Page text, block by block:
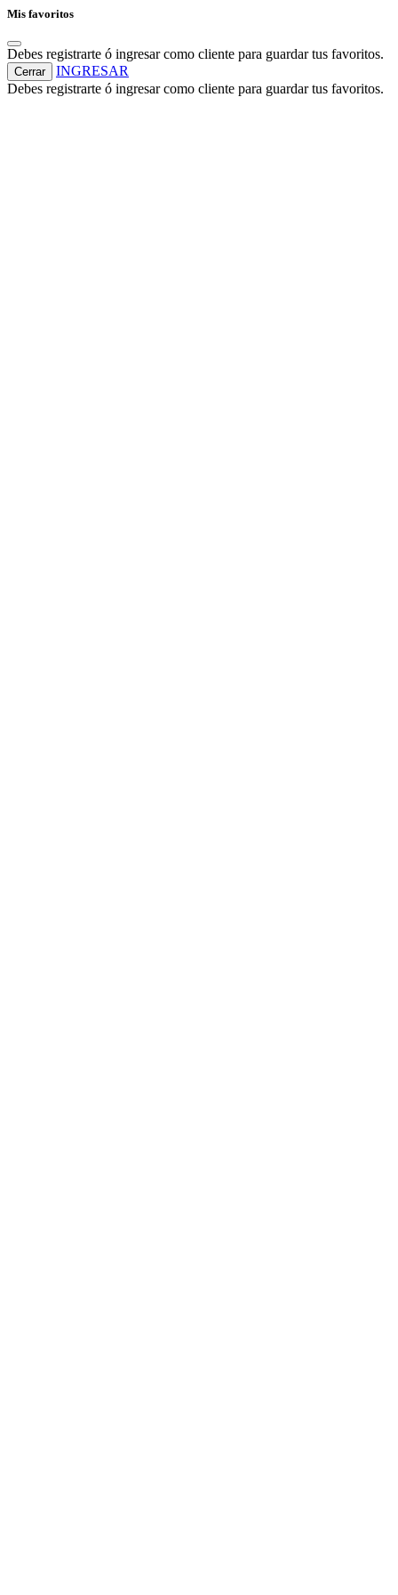
Mis favoritos
Debes registrarte ó ingresar como cliente para guardar tus favoritos.
Cerrar
INGRESAR
Debes registrarte ó ingresar como cliente para guardar tus favoritos.